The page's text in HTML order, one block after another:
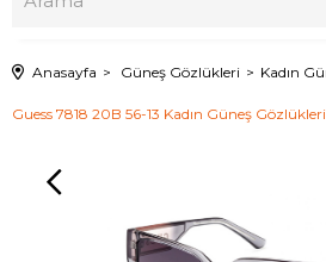
Anasayfa Güneş Gözlükleri Kadın
Guess 7818 20B 56-13 Kadın Güneş Gözlükleri